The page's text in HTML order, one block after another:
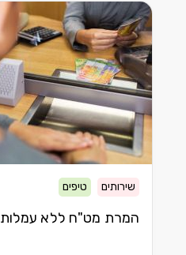
שירותים טיפים
המרת מט"ח ללא עמלות